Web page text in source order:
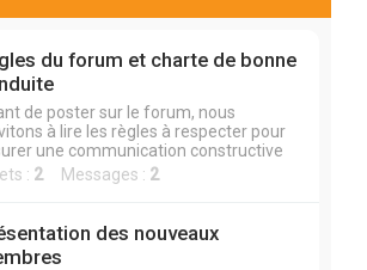
du forum et charte de bonne
de poster sur le forum, nous
à lire les règles à respecter pour
une communication constructive
: 2Messages : 2
des nouveaux